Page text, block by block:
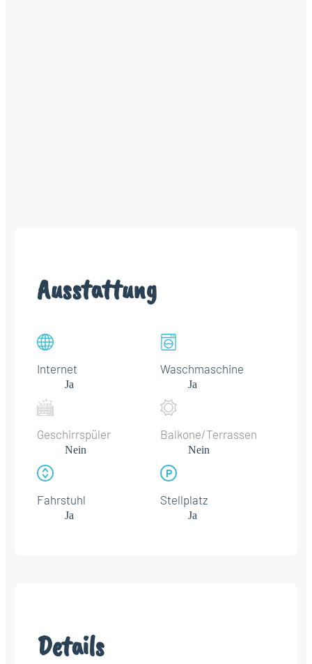
Ausstattung
Internet
Ja
Waschmaschine
Ja
Geschirrspüler
Nein
Balkone/Terrassen
Nein
Fahrstuhl
Ja
Stellplatz
Ja
Details